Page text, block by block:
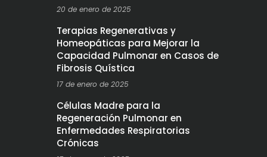
20 de enero de 2025
Terapias Regenerativas y
Homeopáticas para Mejorar la
Capacidad Pulmonar en Casos de
Fibrosis Quística
17 de enero de 2025
Células Madre para la
Regeneración Pulmonar en
Enfermedades Respiratorias
Crónicas